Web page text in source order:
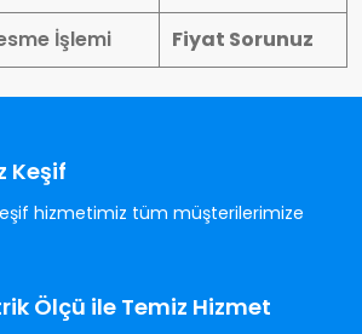
İşlemi
Fiyat Sorunuz
Keşif
hizmetimiz tüm müşterilerimize
Ölçü ile Temiz Hizmet